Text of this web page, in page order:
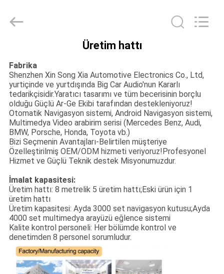
ÜRÜN:%
VİDEOLAR
HAKKIMIZDA
FABRIKA
TURU
KALITE
KONTROL
Electron
Co.,Ltd.
Üretim hattı
Fabrika
Shenzhen Xin Song Xia Automotive Electronics Co., Ltd,
yurtiçinde ve yurtdışında Big Car Audio'nun Kararlı
tedarikçisidir.Yaratıcı tasarımı ve tüm becerisinin borçlu
olduğu Güçlü Ar-Ge Ekibi tarafından destekleniyoruz!
Otomatik Navigasyon sistemi, Android Navigasyon sistemi,
Multimedya Video arabirim serisi (Mercedes Benz, Audi,
BMW, Porsche, Honda, Toyota vb.)
Bizi Seçmenin Avantajları-Belirtilen müşteriye
Özelleştirilmiş OEM/ODM hizmeti veriyoruz!Profesyonel
Hizmet ve Güçlü Teknik destek Misyonumuzdur.
İmalat kapasitesi:
Üretim hattı: 8 metrelik 5 üretim hattı;Eski ürün için 1
üretim hattı
Üretim kapasitesi: Ayda 3000 set navigasyon kutusu;Ayda
4000 set multimedya arayüzü eğlence sistemi
Kalite kontrol personeli: Her bölümde kontrol ve
denetimden 8 personel sorumludur.